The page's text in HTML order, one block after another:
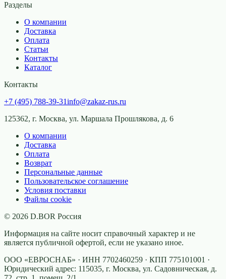
Разделы
О компании
Доставка
Оплата
Статьи
Контакты
Каталог
Контакты
+7 (495) 788-39-31info@zakaz-rus.ru
125362, г. Москва, ул. Маршала Прошлякова, д. 6
О компании
Доставка
Оплата
Возврат
Персональные данные
Пользовательское соглашение
Условия поставки
Файлы cookie
© 2026 D.BOR Россия
Информация на сайте носит справочный характер и не
является публичной офертой, если не указано иное.
ООО «ЕВРОСНАБ» · ИНН 7702460259 · КПП 775101001 ·
Юридический адрес: 115035, г. Москва, ул. Садовническая, д.